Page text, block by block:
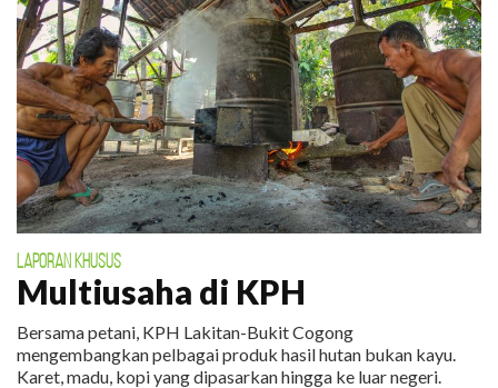
LAPORAN KHUSUS
Multiusaha di KPH
Bersama petani, KPH Lakitan-Bukit Cogong
mengembangkan pelbagai produk hasil hutan bukan kayu.
Karet, madu, kopi yang dipasarkan hingga ke luar negeri.